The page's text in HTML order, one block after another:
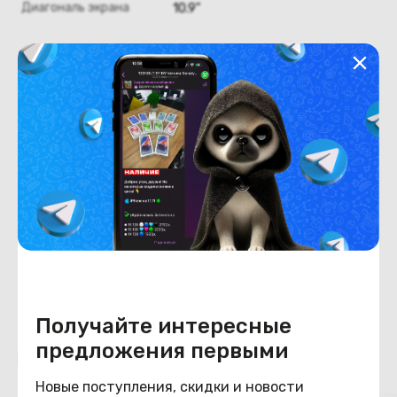
Получайте интересные
предложения первыми
Новые поступления, скидки и новости
Диагональ экрана 10.9"
Оперативная память
Оперативная память 6
Хранение данных
Емкость накопителя 128
Конструкция
Цвет серебристый
Похожие товары